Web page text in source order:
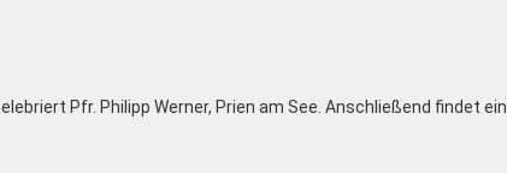
Pfr. Philipp Werner, Prien am See. Anschließend findet ein